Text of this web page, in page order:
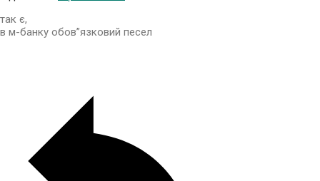
так є,
в м-банку обов”язковий песел